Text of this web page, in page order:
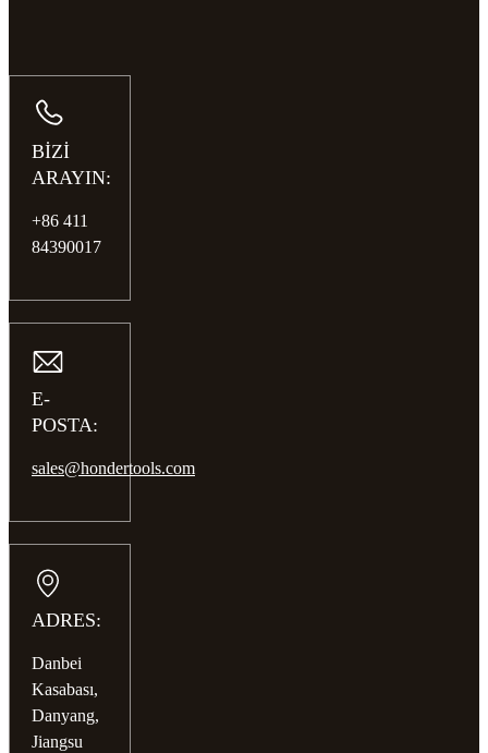
BİZİ
ARAYIN:
+86 411
84390017
E-
POSTA:
sales@hondertools.com
ADRES:
Danbei
Kasabası,
Danyang,
Jiangsu